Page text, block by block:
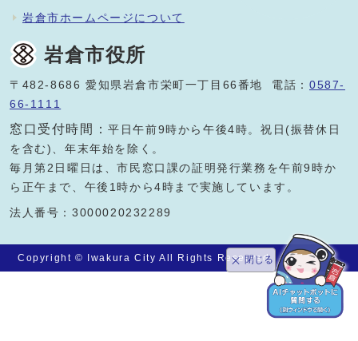
閉じる
岩倉市ホームページについて
岩倉市役所
〒482-8686 愛知県岩倉市栄町一丁目66番地 電話：0587-
66-1111
窓口受付時間：平日午前9時から午後4時。祝日(振替休日
を含む)、年末年始を除く。
毎月第2日曜日は、市民窓口課の証明発行業務を午前9時か
ら正午まで、午後1時から4時まで実施しています。
法人番号：3000020232289
Copyright © Iwakura City All Rights Reserved.